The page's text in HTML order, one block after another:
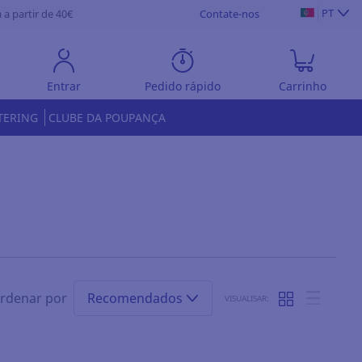
partir de 40€ Contate-nos PT
Entrar Pedido rápido Carrinho
CLUBE DA POUPANÇA
por Recomendados VISUALISAR: